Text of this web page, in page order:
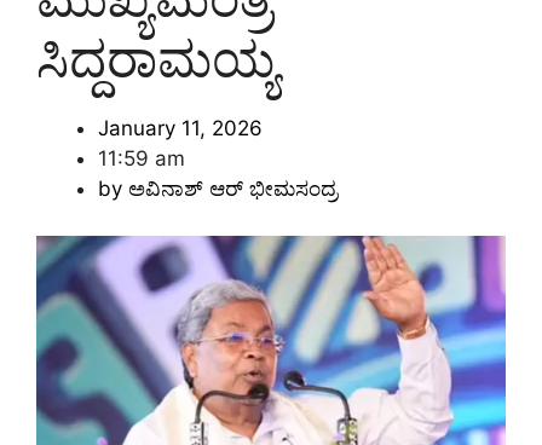
ಸಿದ್ದರಾಮಯ್ಯ
January 11, 2026
11:59 am
by ಅವಿನಾಶ್‌ ಆರ್‌ ಭೀಮಸಂದ್ರ